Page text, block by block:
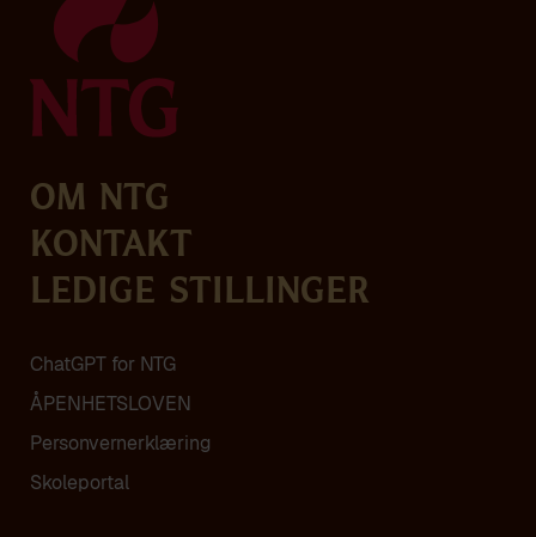
Om NTG
Kontakt
Ledige stillinger
ChatGPT for NTG
ÅPENHETSLOVEN
Personvern­erklæring
Skoleportal